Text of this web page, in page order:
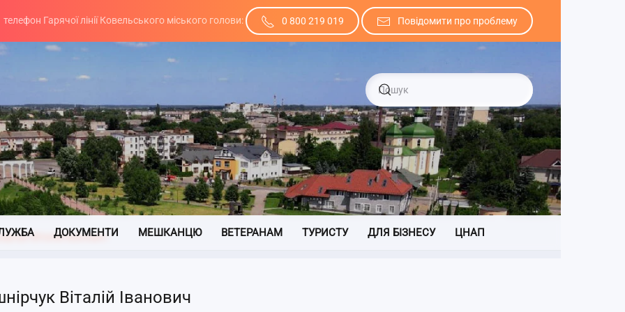
телефон Гарячої лінії Ковельського міського голови: 0 800 219 019 Повідомити про проблему
ДОКУМЕНТИ МЕШКАНЦЮ ВЕТЕРАНАМ ТУРИСТУ ДЛЯ БІЗНЕСУ ЦНАП
Віталій Іванович
Віталій Іванович